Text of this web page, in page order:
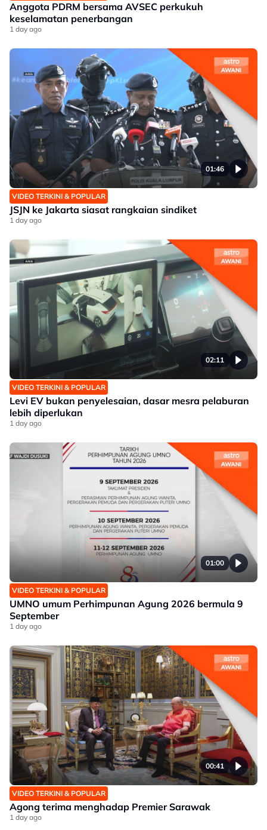
Anggota PDRM bersama AVSEC perkukuh
keselamatan penerbangan
1 day ago
01:46
VIDEO TERKINI & POPULAR
JSJN ke Jakarta siasat rangkaian sindiket
1 day ago
02:11
VIDEO TERKINI & POPULAR
Levi EV bukan penyelesaian, dasar mesra pelaburan
lebih diperlukan
1 day ago
01:00
VIDEO TERKINI & POPULAR
UMNO umum Perhimpunan Agung 2026 bermula 9
September
1 day ago
00:41
VIDEO TERKINI & POPULAR
Agong terima menghadap Premier Sarawak
1 day ago